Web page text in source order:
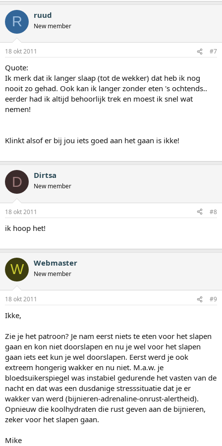
R ruud
New member
18 okt 2011 #7
Quote:
Ik merk dat ik langer slaap (tot de wekker) dat heb ik nog
nooit zo gehad. Ook kan ik langer zonder eten 's ochtends..
eerder had ik altijd behoorlijk trek en moest ik snel wat
nemen!
Klinkt alsof er bij jou iets goed aan het gaan is ikke!
D Dirtsa
New member
18 okt 2011 #8
ik hoop het!
W Webmaster
New member
18 okt 2011 #9
Ikke,
Zie je het patroon? Je nam eerst niets te eten voor het slapen
gaan en kon niet doorslapen en nu je wel voor het slapen
gaan iets eet kun je wel doorslapen. Eerst werd je ook
extreem hongerig wakker en nu niet. M.a.w. je
bloedsuikerspiegel was instabiel gedurende het vasten van de
nacht en dat was een dusdanige stresssituatie dat je er
wakker van werd (bijnieren-adrenaline-onrust-alertheid).
Opnieuw die koolhydraten die rust geven aan de bijnieren,
zeker voor het slapen gaan.
Mike